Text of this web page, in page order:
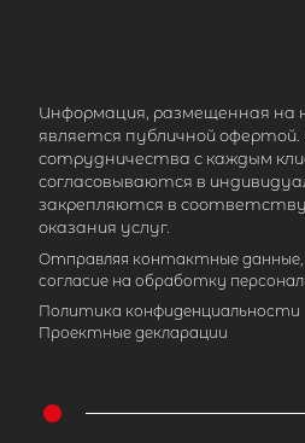
Информация, размещенная на
является публичной офертой.
сотрудничества с каждым
согласовываются в
закрепляются в
оказания услуг.
Отправляя контактные
согласие на обработку
Политика конфиденциальности
Проектные декларации